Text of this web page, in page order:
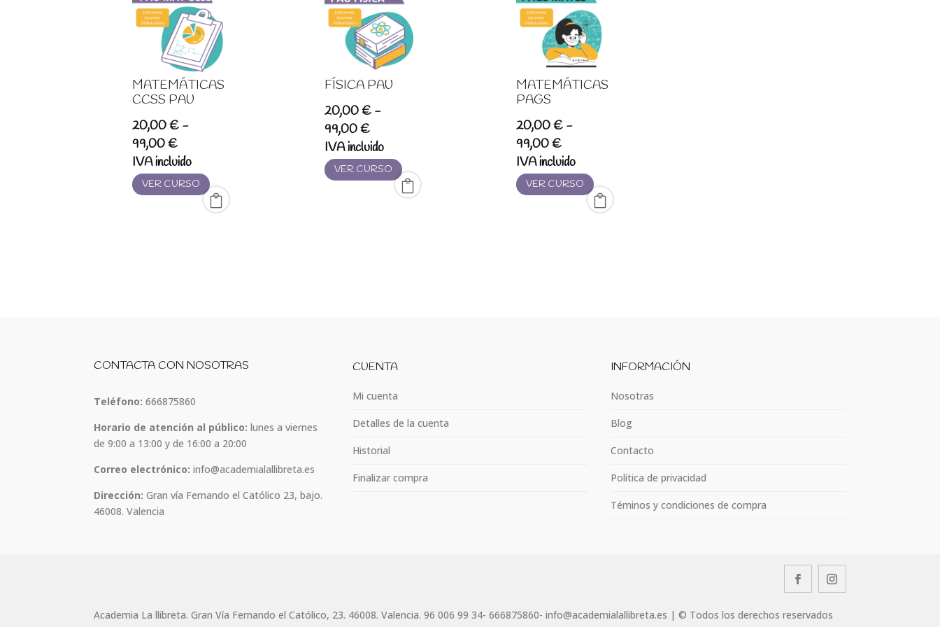
MATEMÁTICAS
CCSS PAU
20,00€ -
99,00€Rango
de
precios:
desde
20,00 €
IVA incluido
VER CURSO
FÍSICA PAU
20,00€ -
99,00€Rango
de
precios:
desde
20,00 €
IVA incluido
VER CURSO
MATEMÁTICAS
PAGS
20,00€ -
99,00€Rango
de
precios:
desde
20,00 €
IVA incluido
VER CURSO
CONTACTA CON NOSOTRAS
Teléfono: 666875860
Horario de atención al público: lunes a viernes
de 9:00 a 13:00 y de 16:00 a 20:00
Correo electrónico: info@academialallibreta.es
Dirección: Gran vía Fernando el Católico 23, bajo.
46008. Valencia
CUENTA
Mi cuenta
Detalles de la cuenta
Historial
Finalizar compra
INFORMACIÓN
Nosotras
Blog
Contacto
Política de privacidad
Téminos y condiciones de compra
Academia La llibreta. Gran Vía Fernando el Católico, 23. 46008. Valencia. 96 006 99 34- 666875860- info@academialallibreta.es | © Todos los derechos reservados